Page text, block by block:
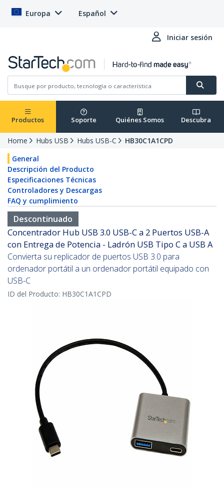
Europa Español
Iniciar sesión
Productos Soporte Quiénes Somos Descubra
Home Hubs USB Hubs USB-C
HB30C1A1CPD
General
Descripción del Producto
Especificaciones Técnicas
Controladores y Descargas
FAQ y cumplimiento
Descontinuado
Concentrador Hub USB 3.0 USB-C a 2 Puertos USB-A
con Entrega de Potencia - Ladrón USB Tipo C a USB A
Convierta su replicador de puertos USB 3.0 para
ordenador portátil a un ordenador portátil equipado con
USB-C
ID del Producto: HB30C1A1CPD